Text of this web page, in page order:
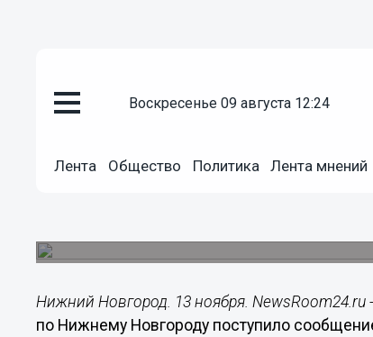
воскресенье 09 августа 12:24
Лента Общество Политика Лента мнений
20 тысяч рублей отобрал
Нижний Новгород. 13 ноября. NewsRoom24.ru -
по Нижнему Новгороду поступило